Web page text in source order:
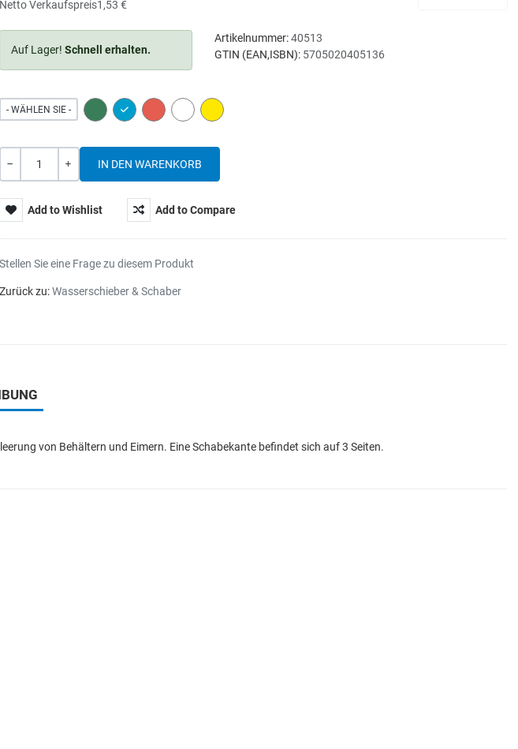
Netto Verkaufspreis1,53 €
Auf Lager! Schnell erhalten.
Artikelnummer:40513
GTIN (EAN,ISBN): 5705020405136
- WÄHLEN SIE - GREEN BLUE RED WHITE YELLOW
Add to Wishlist Add to Compare
Stellen Sie eine Frage zu diesem Produkt
Zurück zu:Wasserschieber & Schaber
von Behältern und Eimern. Eine Schabekante befindet sich auf 3 Seiten.